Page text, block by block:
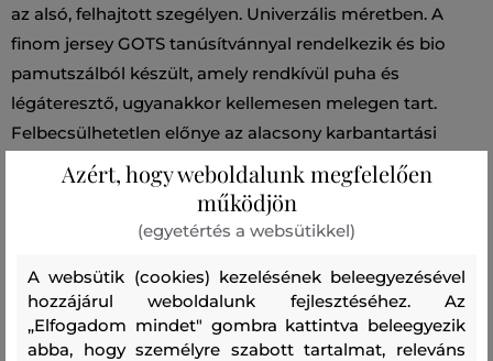
az alsó, felhajtott szegélyen. Univerzális méretben. A
finom jersey GOTS tanúsítvánnyal rendelkezik és bio
pamutszálból készült, amely rendkívül puha és
légáteresztő, ugyanakkor kellemesen melegen tart.
Felbecsülhetetlen előnye az alacsony karbantartási
igény, ennek ellenére azonban a sapka sokáig megőrzi
eredeti alakját és színét. Praktikus és rendkívül
kényelmes kiegészítő, amelyben kisbabája garantáltan
Szabás/Típus REGULAR Szezon: PF24
Termék kódja
599127-424-GC-552-0
Azért, hogy weboldalunk megfelelően
működjön
(egyetértés a websütikkel)
A websütik (cookies) kezelésének beleegyezésével
hozzájárul weboldalunk fejlesztéséhez. Az
„Elfogadom mindet" gombra kattintva beleegyezik
abba, hogy személyre szabott tartalmat, releváns